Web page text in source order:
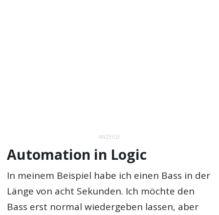
ANZEIGE
Automation in Logic
In meinem Beispiel habe ich einen Bass in der
Länge von acht Sekunden. Ich möchte den
Bass erst normal wiedergeben lassen, aber